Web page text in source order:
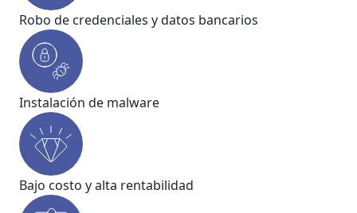
Robo de credenciales y datos bancarios
Instalación de malware
Bajo costo y alta rentabilidad